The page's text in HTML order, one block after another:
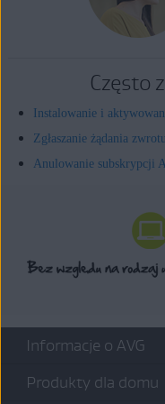
Często
Instalowanie i
Zgłaszanie żądania
Anulowanie subskrypcji
Informacje o AVG
Produkty dla domu